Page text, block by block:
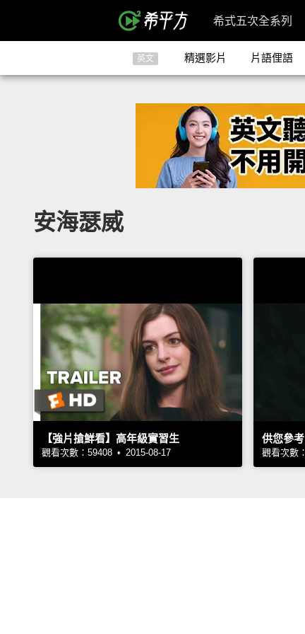
希式五次全系列
英文 精選影片 片語俚語
安海瑟威
【強片搶鮮看】高年級實習生
觀看次數：59408 • 2015-08-17
供您參考
觀看次數